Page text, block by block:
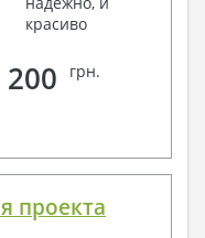
красиво
200 грн.
проекта